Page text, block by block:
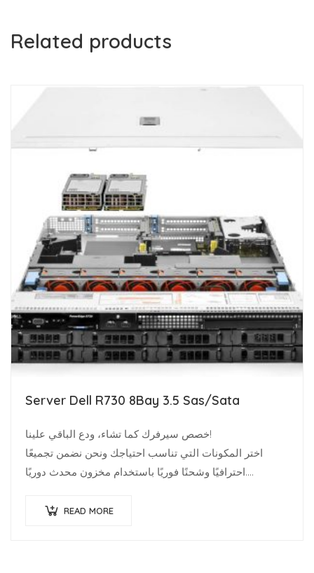
Related products
Server Dell R730 8Bay 3.5 Sas/Sata
خصص سيرفرك كما تشاء، ودع الباقي علينا!
اختر المكونات التي تناسب احتياجك ونحن نضمن تجميعًا
احترافيًا وشحنًا فوريًا باستخدام مخزون محدث دوريًا.
READ MORE